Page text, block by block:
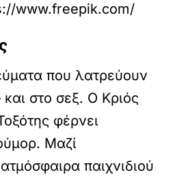
www.freepik.com/
που λατρεύουν
στο σεξ. Ο Κριός
φέρνει
Μαζί
παιχνιδιού